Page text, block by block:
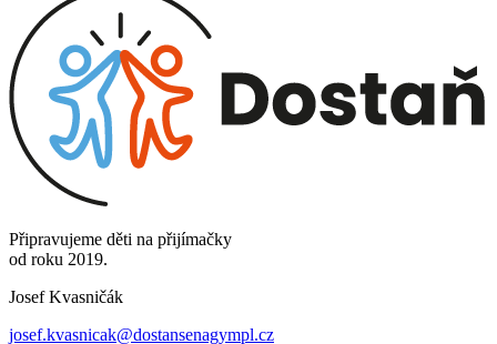
Připravujeme děti na přijímačky
od roku 2019.
Josef Kvasničák
josef.kvasnicak@dostansenagympl.cz